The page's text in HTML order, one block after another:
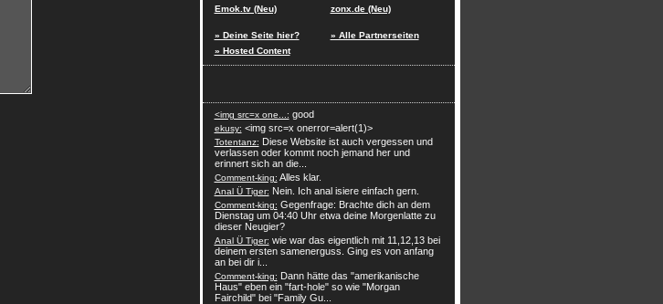
Emok.tv (Neu)
zonx.de (Neu)
» Deine Seite hier?
» Hosted Content
» Alle Partnerseiten
<img src=x one...: good
ekusy: <img src=x onerror=alert(1)>
Totentanz: Diese Website ist auch vergessen und
verlassen oder kommt noch jemand her und
erinnert sich an die...
Comment-king: Alles klar.
Anal Ü Tiger: Nein. Ich anal isiere einfach gern.
Comment-king: Gegenfrage: Brachte dich an dem
Dienstag um 04:40 Uhr etwa deine Morgenlatte zu
dieser Neugier?
Anal Ü Tiger: wie war das eigentlich mit 11,12,13 bei
deinem ersten samenerguss. Ging es von anfang
an bei dir i...
Comment-king: Dann hätte das "amerikanische
Haus" eben ein "fart-hole" so wie "Morgan
Fairchild" bei "Family Gu...